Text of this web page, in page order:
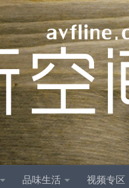
品味生活 视频专区